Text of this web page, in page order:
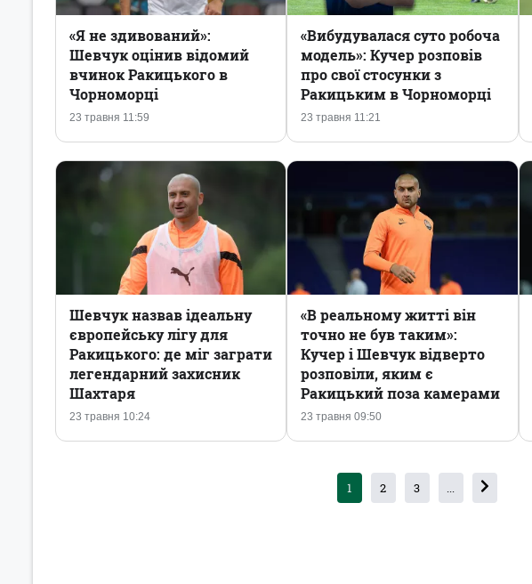
23 травня 11:59
«Я не здивований»:
Шевчук оцінив відомий
вчинок Ракицького в
Чорноморці
23 травня 11:21
«Вибудувалася суто робоча
модель»: Кучер розповів
про свої стосунки з
Ракицьким в Чорноморці
23 травня 10:24
Шевчук назвав ідеальну
європейську лігу для
Ракицького: де міг заграти
легендарний захисник
Шахтаря
23 травня 09:50
«В реальному житті він
точно не був таким»:
Кучер і Шевчук відверто
розповіли, яким є
Ракицький поза камерами
1 2 3 ...